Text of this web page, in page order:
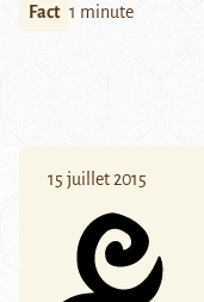
Fact 1 minute
15 juillet 2015